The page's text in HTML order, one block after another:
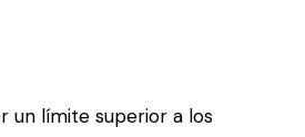
un límite superior a los